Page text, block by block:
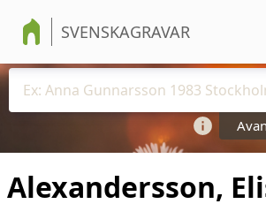
SVENSKAGRAVAR
Alexandersson,